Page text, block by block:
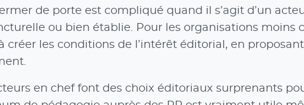
de porte est compliqué quand il s’agit d’un
ou bien établie. Pour les organisations moins
créer les conditions de l’intérêt éditorial, en
en chef font des choix éditoriaux surprenants